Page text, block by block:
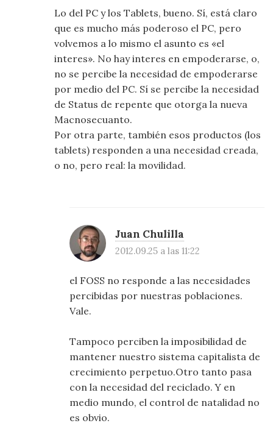
Lo del PC y los Tablets, bueno. Sí, está claro
que es mucho más poderoso el PC, pero
volvemos a lo mismo el asunto es «el
interes». No hay interes en empoderarse, o,
no se percibe la necesidad de empoderarse
por medio del PC. Sí se percibe la necesidad
de Status de repente que otorga la nueva
Macnosecuanto.
Por otra parte, también esos productos (los
tablets) responden a una necesidad creada,
o no, pero real: la movilidad.
Juan Chulilla
2012.09.25 a las 11:22
el FOSS no responde a las necesidades
percibidas por nuestras poblaciones.
Vale.
Tampoco perciben la imposibilidad de
mantener nuestro sistema capitalista de
crecimiento perpetuo.Otro tanto pasa
con la necesidad del reciclado. Y en
medio mundo, el control de natalidad no
es obvio.